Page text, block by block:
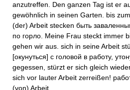
anzutreffen. Den ganzen Tag ist er
gewöhnlich in seinen Garten. bis
(der) Arbeit stecken быть
по горло. Meine Frau steckt immer
gehen wir aus. sich in seine Arbeit
[окунуться] с головой в работу,
gegessen, stürzt er sich gleich
sich vor lauter Arbeit zerreißen!
(von) Arbeit